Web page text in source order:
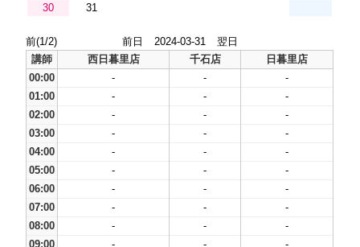
30
31
前(1/2) 前日 2024-03-31
翌日
講師
西日暮里店 千石店
日暮里店
00:00
- -
-
01:00
- -
-
02:00
- -
-
03:00
- -
-
04:00
- -
-
05:00
- -
-
06:00
- -
-
07:00
- -
-
08:00
- -
-
09:00
- -
-